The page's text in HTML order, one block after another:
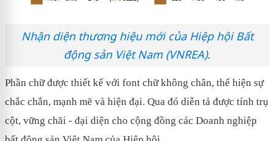
Nhận diện thương hiệu mới của Hiệp hội Bất
động sản Việt Nam (VNREA).
Phần chữ được thiết kế với font chữ không chân, thể hiện sự
chắc chắn, mạnh mẽ và hiện đại. Qua đó diễn tả được tính trụ
cột, vững chãi - đại diện cho cộng đồng các Doanh nghiệp